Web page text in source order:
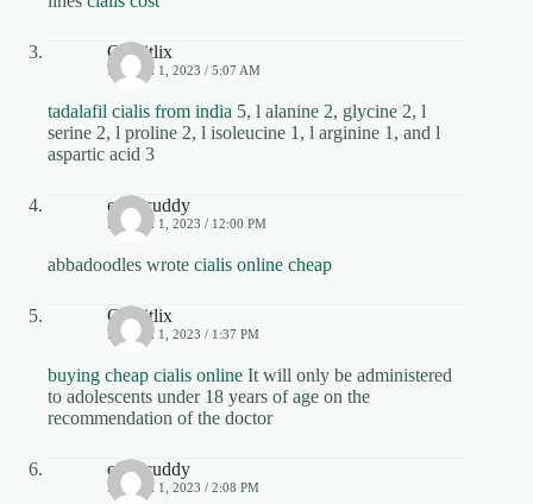
Obtaitlix
MARCH 1, 2023 / 5:07 AM
tadalafil cialis from india 5, l alanine 2, glycine 2, l
serine 2, l proline 2, l isoleucine 1, l arginine 1, and l
aspartic acid 3
edubcuddy
MARCH 1, 2023 / 12:00 PM
abbadoodles wrote cialis online cheap
Obtaitlix
MARCH 1, 2023 / 1:37 PM
buying cheap cialis online It will only be administered
to adolescents under 18 years of age on the
recommendation of the doctor
edubcuddy
MARCH 1, 2023 / 2:08 PM